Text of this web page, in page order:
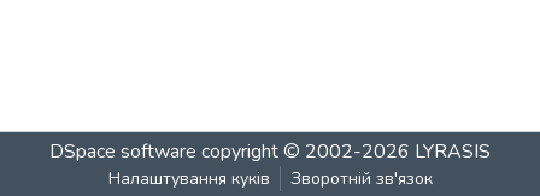
DSpace software copyright © 2002-2026 LYRASIS
Налаштування куків Зворотній зв'язок